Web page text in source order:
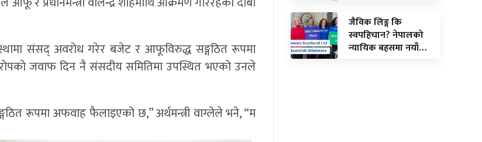
संसद् अवरोध गरेर बजेट र आफूविरुद्ध सङ्गठित रूपमा
जवाफ दिन नै संसदीय समितिमा उपस्थित भएको उनले
रूपमा अफवाह फैलाइएको छ,” अर्थमन्त्री वाग्लेले भने, “म
जैविक लिङ्ग कि
स्वपहिचान? नेपालको
न्यायिक बहसमा नयाँ…